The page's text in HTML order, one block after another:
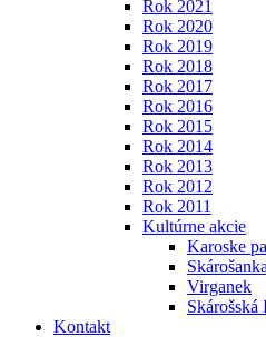
Rok 2021
Rok 2020
Rok 2019
Rok 2018
Rok 2017
Rok 2016
Rok 2015
Rok 2014
Rok 2013
Rok 2012
Rok 2011
Kultúrne akcie
Karoske
Skárošanka
Virganek
Skárošská
Kontakt